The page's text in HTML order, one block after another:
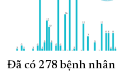
Đã có 278 bệnh nhân